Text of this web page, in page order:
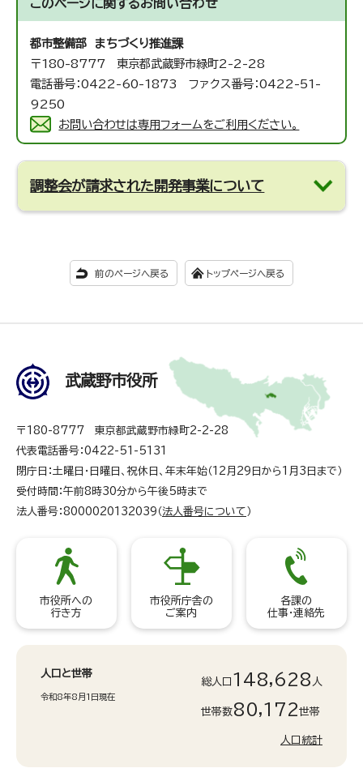
このページに関するお問い合わせ
都市整備部 まちづくり推進課
〒180-8777 東京都武蔵野市緑町2-2-28
電話番号：0422-60-1873 ファクス番号：0422-51-
9250
お問い合わせは専用フォームをご利用ください。
調整会が請求された開発事業について
前のページへ戻る トップページへ戻る
武蔵野市役所
〒180-8777 東京都武蔵野市緑町2-2-28
代表電話番号：0422-51-5131
閉庁日：土曜日・日曜日、祝休日、年末年始（12月29日から1月3日まで）
受付時間：午前8時30分から午後5時まで
法人番号：8000020132039（ 法人番号について ）
市役所への
行き方
市役所庁舎の
ご案内
各課の
仕事・連絡先
人口と世帯
令和8年8月1日現在
総人口 148,628 人
世帯数80,172世帯
人口統計